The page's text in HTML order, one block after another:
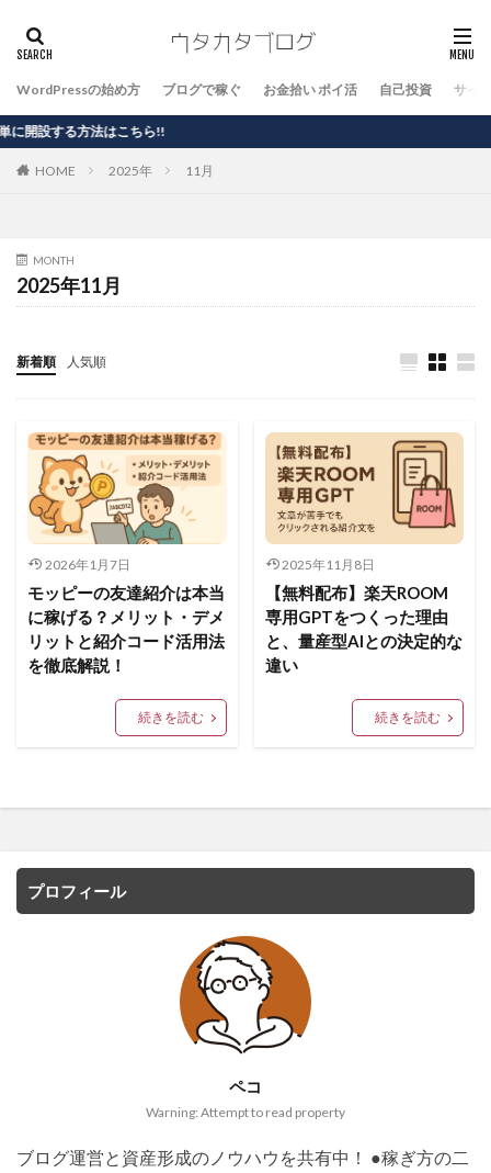
WordPressの始め方 ブログで稼ぐ お金拾い ポイ活 自己投資 サイ
る方法はこちら!!
HOME 2025年 11月
MONTH
2025年11月
新着順 人気順
2026年1月7日
モッピーの友達紹介は本当
に稼げる？メリット・デメ
リットと紹介コード活用法
を徹底解説！
続きを読む
2025年11月8日
【無料配布】楽天ROOM
専用GPTをつくった理由
と、量産型AIとの決定的な
違い
続きを読む
プロフィール
ペコ
Warning: Attempt to read property
ブログ運営と資産形成のノウハウを共有中！ ●稼ぎ方の二